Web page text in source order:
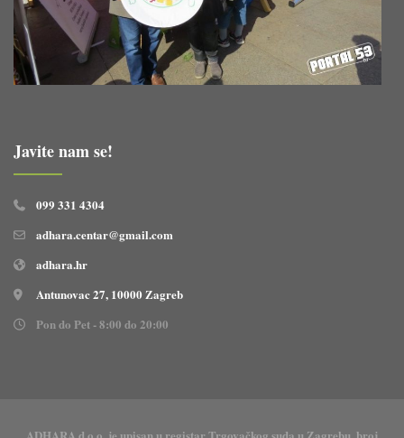
Javite nam se!
099 331 4304
adhara.centar@gmail.com
adhara.hr
Antunovac 27, 10000 Zagreb
Pon do Pet - 8:00 do 20:00